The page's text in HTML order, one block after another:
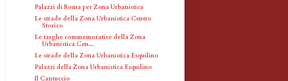
Palazzi di Roma per Zona Urbanistica
Le strade della Zona Urbanistica Centro
Storico
Le targhe commemorative della Zona
Urbanistica Cen...
Le strade della Zona Urbanistica Esquilino
Palazzi della Zona Urbanistica Esquilino
Il Cantuccio